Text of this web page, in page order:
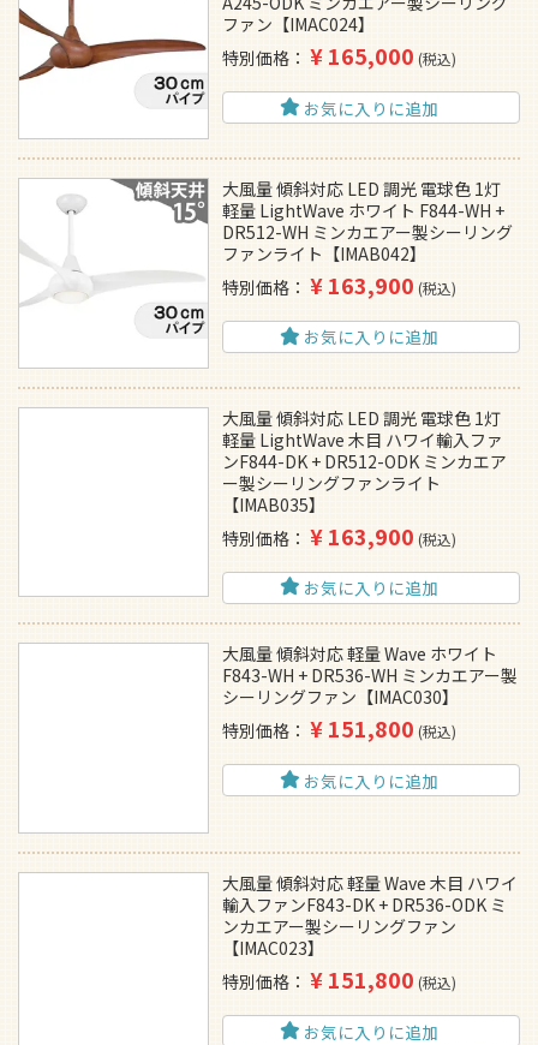
ファン【IMAC024】
特別価格
¥165,000 税込
お気に入りに追加
大風量 傾斜対応 LED 調光 電球色 1灯
軽量 LightWave ホワイト F844-WH +
DR512-WH ミンカエアー製シーリング
ファンライト【IMAB042】
特別価格
¥163,900 税込
お気に入りに追加
大風量 傾斜対応 LED 調光 電球色 1灯
軽量 LightWave 木目 ハワイ輸入ファ
ンF844-DK + DR512-ODK ミンカエア
ー製シーリングファンライト
【IMAB035】
特別価格
¥163,900 税込
お気に入りに追加
大風量 傾斜対応 軽量 Wave ホワイト
F843-WH + DR536-WH ミンカエアー製
シーリングファン【IMAC030】
特別価格
¥151,800 税込
お気に入りに追加
大風量 傾斜対応 軽量 Wave 木目 ハワイ
輸入ファンF843-DK + DR536-ODK ミ
ンカエアー製シーリングファン
【IMAC023】
特別価格
¥151,800 税込
お気に入りに追加